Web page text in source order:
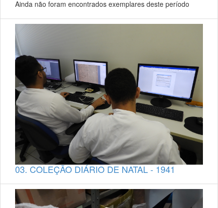
Ainda não foram encontrados exemplares deste período
03. COLEÇÃO DIÁRIO DE NATAL - 1941